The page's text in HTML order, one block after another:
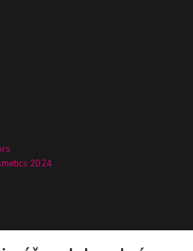
2024